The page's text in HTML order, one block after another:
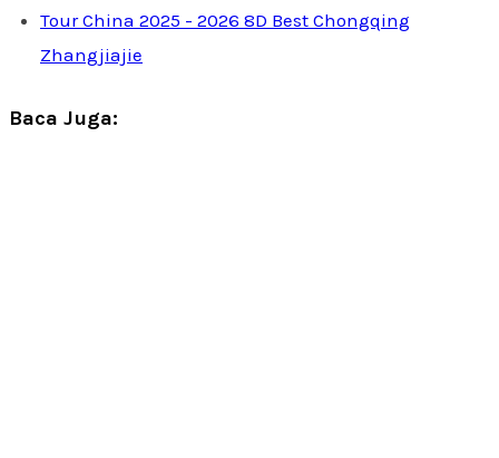
Tour China 2025 - 2026 8D Best Chongqing
Zhangjiajie
Baca Juga: